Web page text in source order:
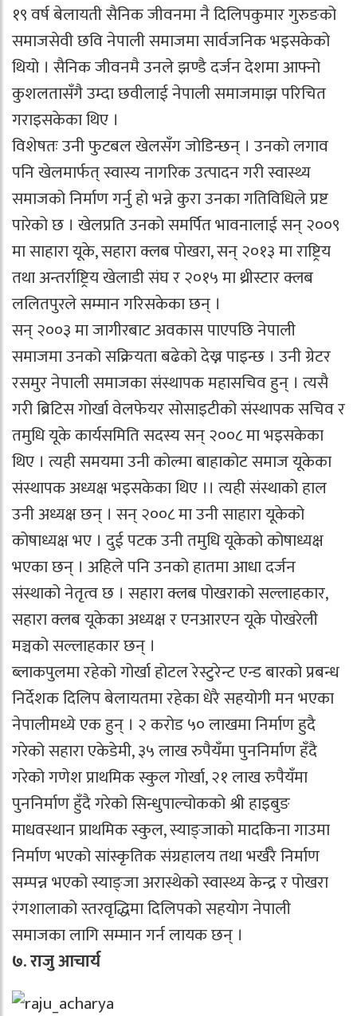
१९ वर्ष बेलायती सैनिक जीवनमा नै दिलिपकुमार गुरुङको
समाजसेवी छवि नेपाली समाजमा सार्वजनिक भइसकेको
थियो । सैनिक जीवनमै उनले झण्डै दर्जन देशमा आफ्नो
कुशलतासँगै उम्दा छवीलाई नेपाली समाजमाझ परिचित
गराइसकेका थिए ।
विशेषतः उनी फुटबल खेलसँग जोडिन्छन् । उनको लगाव
पनि खेलमार्फत् स्वास्य नागरिक उत्पादन गरी स्वास्थ्य
समाजको निर्माण गर्नु हो भन्ने कुरा उनका गतिविधिले प्रष्ट
पारेको छ । खेलप्रति उनको समर्पित भावनालाई सन् २००९
मा साहारा यूके, सहारा क्लब पोखरा, सन् २०१३ मा राष्ट्रिय
तथा अन्तर्राष्ट्रिय खेलाडी संघ र २०१५ मा थ्रीस्टार क्लब
ललितपुरले सम्मान गरिसकेका छन् ।
सन् २००३ मा जागीरबाट अवकास पाएपछि नेपाली
समाजमा उनको सक्रियता बढेको देख्न पाइन्छ । उनी ग्रेटर
रसमुर नेपाली समाजका संस्थापक महासचिव हुन् । त्यसै
गरी ब्रिटिस गोर्खा वेलफेयर सोसाइटीको संस्थापक सचिव र
तमुधि यूके कार्यसमिति सदस्य सन् २००८ मा भइसकेका
थिए । त्यही समयमा उनी कोल्मा बाहाकोट समाज यूकेका
संस्थापक अध्यक्ष भइसकेका थिए ।। त्यही संस्थाको हाल
उनी अध्यक्ष छन् । सन् २००८ मा उनी साहारा यूकेको
कोषाध्यक्ष भए । दुई पटक उनी तमुधि यूकेको कोषाध्यक्ष
भएका छन् । अहिले पनि उनको हातमा आधा दर्जन
संस्थाको नेतृत्व छ । सहारा क्लब पोखराको सल्लाहकार,
सहारा क्लब यूकेका अध्यक्ष र एनआरएन यूके पोखरेली
मञ्चको सल्लाहकार छन् ।
ब्लाकपुलमा रहेको गोर्खा होटल रेस्टुरेन्ट एन्ड बारको प्रबन्ध
निर्देशक दिलिप बेलायतमा रहेका धेरै सहयोगी मन भएका
नेपालीमध्ये एक हुन् । २ करोड ५० लाखमा निर्माण हुदै
गरेको सहारा एकेडेमी, ३५ लाख रुपैयँमा पुननिर्माण हँदै
गरेको गणेश प्राथमिक स्कुल गोर्खा, २१ लाख रुपैयँमा
पुननिर्माण हुँदै गरेको सिन्धुपाल्चोकको श्री हाइबुङ
माधवस्थान प्राथमिक स्कुल, स्याङ्जाको मादकिना गाउमा
निर्माण भएको सांस्कृतिक संग्रहालय तथा भर्खरै निर्माण
सम्पन्न भएको स्याङ्जा अरास्थेको स्वास्थ्य केन्द्र र पोखरा
रंगशालाको स्तरवृद्धिमा दिलिपको सहयोग नेपाली
समाजका लागि सम्मान गर्न लायक छन् ।
७. राजु आचार्य